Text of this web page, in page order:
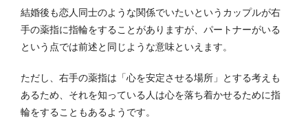
結婚後も恋人同士のような関係でいたいというカップルが右
手の薬指に指輪をすることがありますが、パートナーがいる
という点では前述と同じような意味といえます。
ただし、右手の薬指は「心を安定させる場所」とする考えも
あるため、それを知っている人は心を落ち着かせるために指
輪をすることもあるようです。